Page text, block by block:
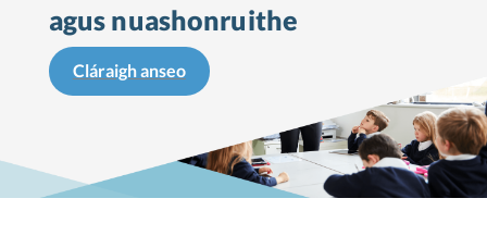
agus nuashonruithe
Cláraigh anseo